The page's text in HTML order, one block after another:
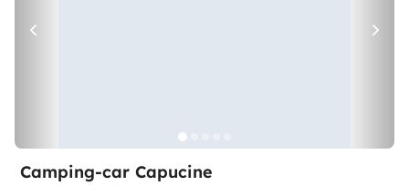
Camping-car Capucine